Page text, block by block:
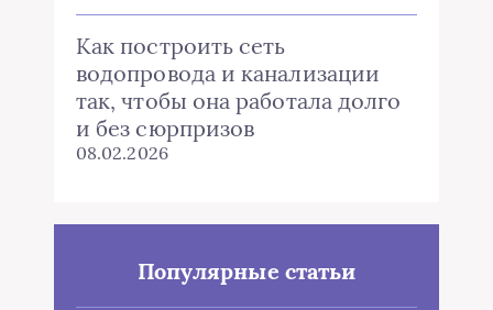
Как построить сеть
водопровода и канализации
так, чтобы она работала долго
и без сюрпризов
08.02.2026
Популярные статьи